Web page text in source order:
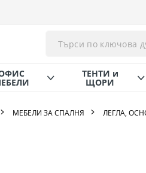
ТЕНТИ и
ЩОРИ
МЕБЕЛИ ЗА СПАЛНЯ ЛЕГЛА,